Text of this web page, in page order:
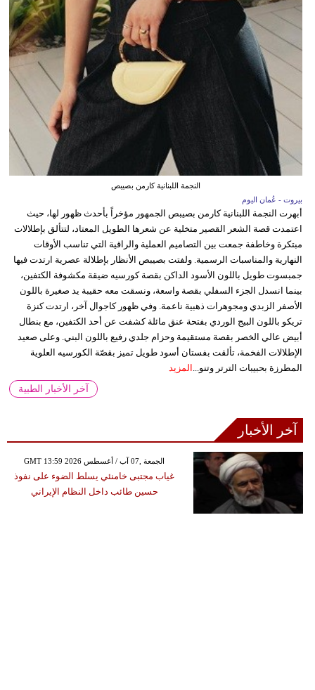
النجمة اللبنانية كارمن بصيبص
بيروت - عُمان اليوم
أبهرت النجمة اللبنانية كارمن بصيبص الجمهور مؤخراً بأحدث ظهور لها، حيث
اعتمدت قصة الشعر القصير متخلية عن شعرها الطويل المعتاد، لتتألق بإطلالات
مبتكرة وخاطفة جمعت بين التصاميم العملية والراقية التي تناسب الأوقات
النهارية والمناسبات الرسمية. ولفتت بصيبص الأنظار بإطلالة عصرية ارتدت فيها
جمبسوت طويل باللون الأسود الداكن بقصة كورسيه ضيقة مكشوفة الكتفين،
بينما انسدل الجزء السفلي بقصة واسعة، ونسقت معه حقيبة يد صغيرة باللون
الأصفر الزبدي ومجوهرات ذهبية ناعمة. وفي ظهور كاجوال آخر، ارتدت كنزة
تريكو باللون البيج الوردي بفتحة عنق مائلة كشفت عن أحد الكتفين، مع بنطال
أبيض عالي الخصر بقصة مستقيمة وحزام جلدي رفيع باللون البني. وعلى صعيد
الإطلالات الفخمة، تألقت بفستان أسود طويل تميز بقصّة الكورسيه العلوية
المطرزة بحبيبات الترتر وتنو...
المزيد
آخر الأخبار الطبية
آخر الأخبار
GMT 13:59 2026 الجمعة ,07 آب / أغسطس
غياب مجتبى خامنئي يسلط الضوء على نفوذ
حسين طائب داخل النظام الإيراني